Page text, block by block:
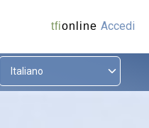
tfionline Accedi